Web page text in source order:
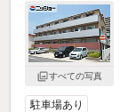
すべての写真
駐車場あり